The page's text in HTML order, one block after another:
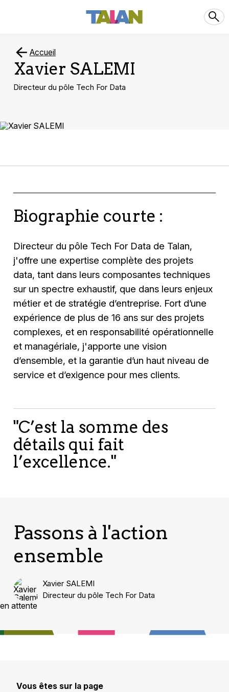
Accueil
Xavier SALEMI
Directeur du pôle Tech For Data
Biographie courte :
Directeur du pôle Tech For Data de Talan,
j'offre une expertise complète des projets
data, tant dans leurs composantes techniques
sur un spectre exhaustif, que dans leurs enjeux
métier et de stratégie d’entreprise. Fort d’une
expérience de plus de 16 ans sur des projets
complexes, et en responsabilité opérationnelle
et managériale, j'apporte une vision
d’ensemble, et la garantie d’un haut niveau de
service et d’exigence pour mes clients.
"C’est la somme des
détails qui fait
l’excellence."
Passons à l'action
ensemble
Xavier SALEMI
Directeur du pôle Tech For Data
en attente
Vous êtes sur la page